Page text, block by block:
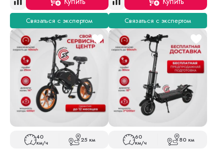
Связаться с экспертом Связаться с экспертом
40
км/ч 25 км 60
км/ч 80 км